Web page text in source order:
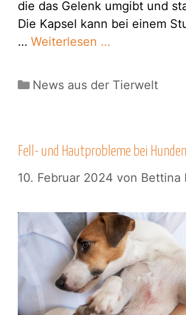
die das Gelenk umgibt und
Die Kapsel kann bei einem
… Weiterlesen …
Kategorien
News aus der Tierwelt
Fell- und Hautprobleme bei
10. Februar 2024 von Bettina